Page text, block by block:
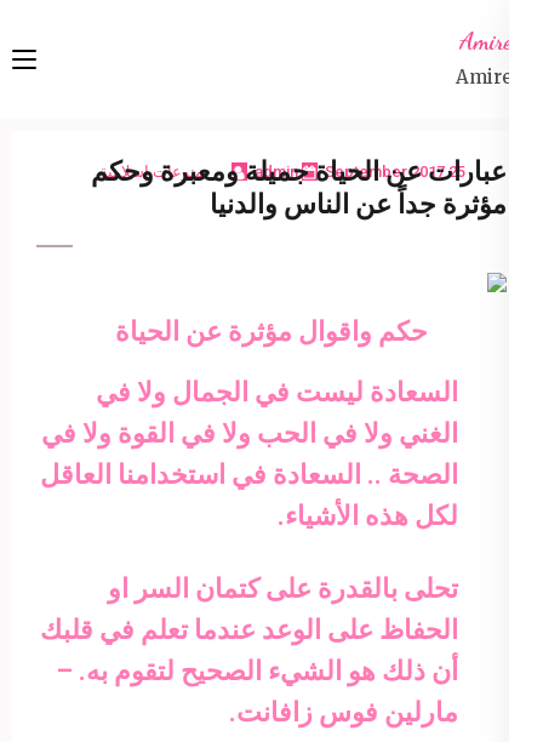
content
Amireta
Amireta
25 September 2017
admin منوعات إسلامية
عبارات عن الحياة جميلة ومعبرة وحكم
مؤثرة جداً عن الناس والدنيا
حكم واقوال مؤثرة عن الحياة
السعادة ليست في الجمال ولا في
الغني ولا في الحب ولا في القوة ولا في
الصحة .. السعادة في استخدامنا العاقل
لكل هذه الأشياء.
تحلى بالقدرة على كتمان السر او
الحفاظ على الوعد عندما تعلم في قلبك
أن ذلك هو الشيء الصحيح لتقوم به. –
مارلين فوس زافانت.